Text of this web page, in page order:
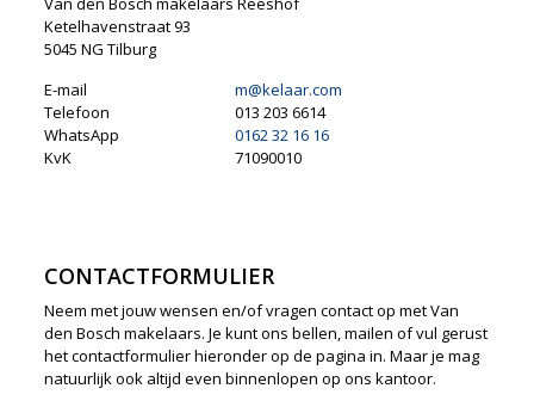
Ketelhavenstraat 93
5045 NG Tilburg
E-mail
Telefoon
WhatsApp
KvK
m@kelaar.com
013 203 6614
0162 32 16 16
71090010
CONTACTFORMULIER
Neem met jouw wensen en/of vragen contact op met Van
den Bosch makelaars. Je kunt ons bellen, mailen of vul gerust
het contactformulier hieronder op de pagina in. Maar je mag
natuurlijk ook altijd even binnenlopen op ons kantoor.